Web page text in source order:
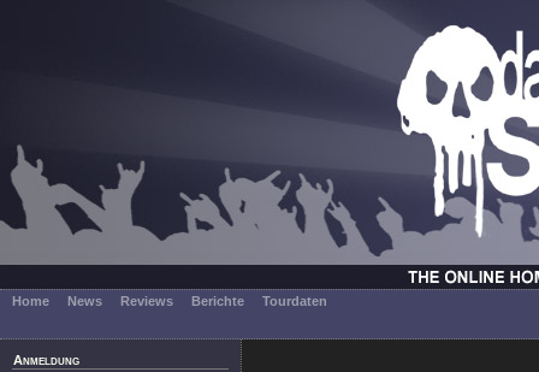
Home News Reviews Berichte Tourdaten
Anmeldung